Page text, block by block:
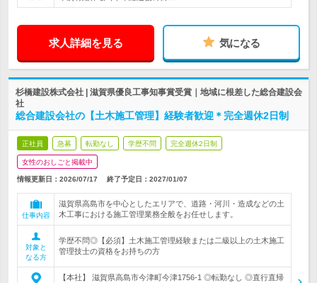
求人詳細を見る 気になる
杉橋建設株式会社 | 滋賀県優良工事知事賞受賞｜地域に根差した総合建設会
社
総合建設会社の【土木施工管理】経験者歓迎＊完全週休2日制
正社員 急募 転勤なし 学歴不問 完全週休2日制
女性のおしごと掲載中
情報更新日：2026/07/17 終了予定日： 2027/01/07
仕事内容
滋賀県高島市を中心としたエリアで、道路・河川・造成などの土
木工事における施工管理業務全般をお任せします。
対象と
なる方
学歴不問◎【必須】土木施工管理経験または二級以上の土木施工
管理技士の資格をお持ちの方
【本社】 滋賀県高島市今津町今津1756-1 ◎転勤なし ◎直行直帰